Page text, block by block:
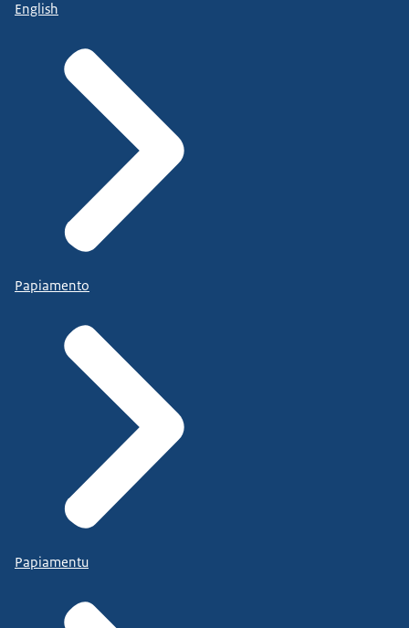
English
Papiamento
Papiamentu